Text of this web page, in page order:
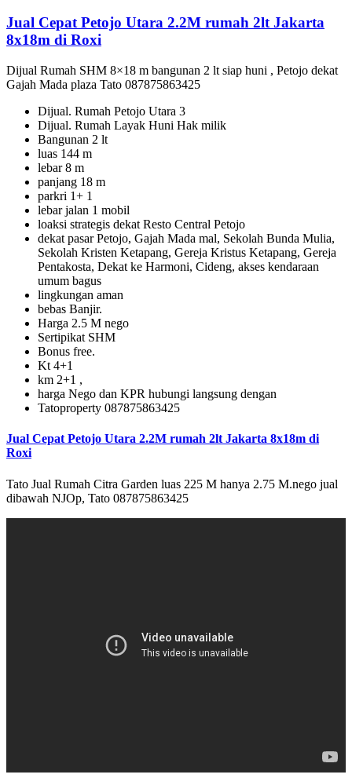
Jual Cepat Petojo Utara 2.2M rumah 2lt Jakarta
8x18m di Roxi
Dijual Rumah SHM 8×18 m bangunan 2 lt siap huni , Petojo dekat
Gajah Mada plaza Tato 087875863425
Dijual. Rumah Petojo Utara 3
Dijual. Rumah Layak Huni Hak milik
Bangunan 2 lt
luas 144 m
lebar 8 m
panjang 18 m
parkri 1+ 1
lebar jalan 1 mobil
loaksi strategis dekat Resto Central Petojo
dekat pasar Petojo, Gajah Mada mal, Sekolah Bunda Mulia,
Sekolah Kristen Ketapang, Gereja Kristus Ketapang, Gereja
Pentakosta, Dekat ke Harmoni, Cideng, akses kendaraan
umum bagus
lingkungan aman
bebas Banjir.
Harga 2.5 M nego
Sertipikat SHM
Bonus free.
Kt 4+1
km 2+1 ,
harga Nego dan KPR hubungi langsung dengan
Tatoproperty 087875863425
Jual Cepat Petojo Utara 2.2M rumah 2lt Jakarta 8x18m di
Roxi
Tato Jual Rumah Citra Garden luas 225 M hanya 2.75 M.nego jual
dibawah NJOp, Tato 087875863425